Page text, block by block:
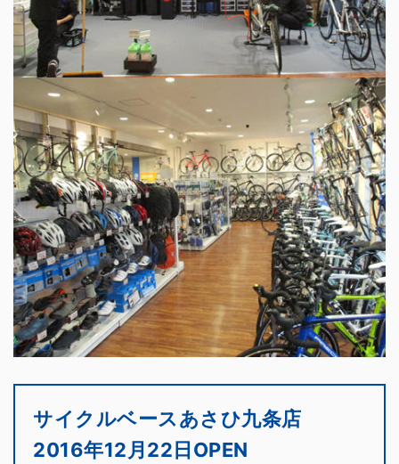
サイクルベースあさひ九条店
2016年12月22日OPEN